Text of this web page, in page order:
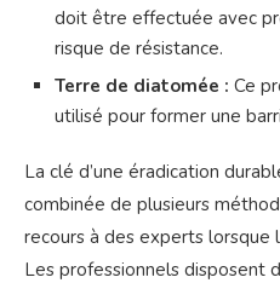
doit être effectuée avec
risque de résistance.
Terre de diatomée : Ce
utilisé pour former une
La clé d’une éradication
combinée de plusieurs
recours à des experts
Les professionnels disposent